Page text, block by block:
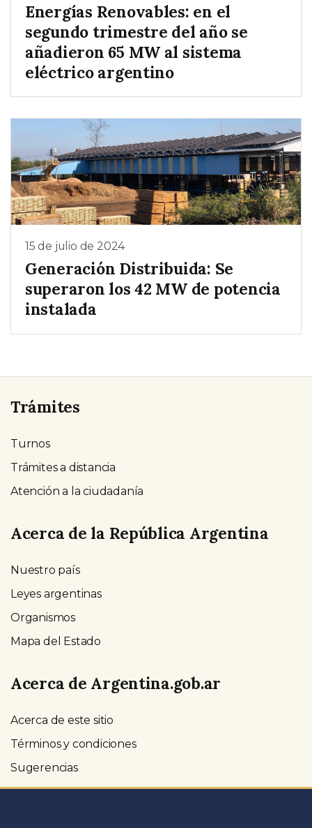
Energías Renovables: en el
segundo trimestre del año se
añadieron 65 MW al sistema
eléctrico argentino
15 de julio de 2024
Generación Distribuida: Se
superaron los 42 MW de potencia
instalada
Trámites
Turnos
Trámites a distancia
Atención a la ciudadanía
Acerca de la República Argentina
Nuestro país
Leyes argentinas
Organismos
Mapa del Estado
Acerca de Argentina.gob.ar
Acerca de este sitio
Términos y condiciones
Sugerencias